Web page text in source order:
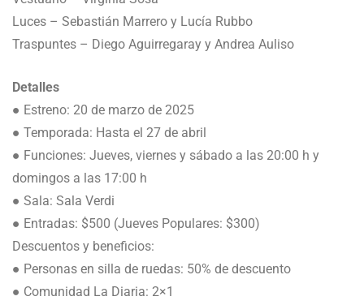
Luces – Sebastián Marrero y Lucía Rubbo
Traspuntes – Diego Aguirregaray y Andrea Auliso
Detalles
● Estreno: 20 de marzo de 2025
● Temporada: Hasta el 27 de abril
● Funciones: Jueves, viernes y sábado a las 20:00 h y
domingos a las 17:00 h
● Sala: Sala Verdi
● Entradas: $500 (Jueves Populares: $300)
Descuentos y beneficios:
● Personas en silla de ruedas: 50% de descuento
● Comunidad La Diaria: 2×1